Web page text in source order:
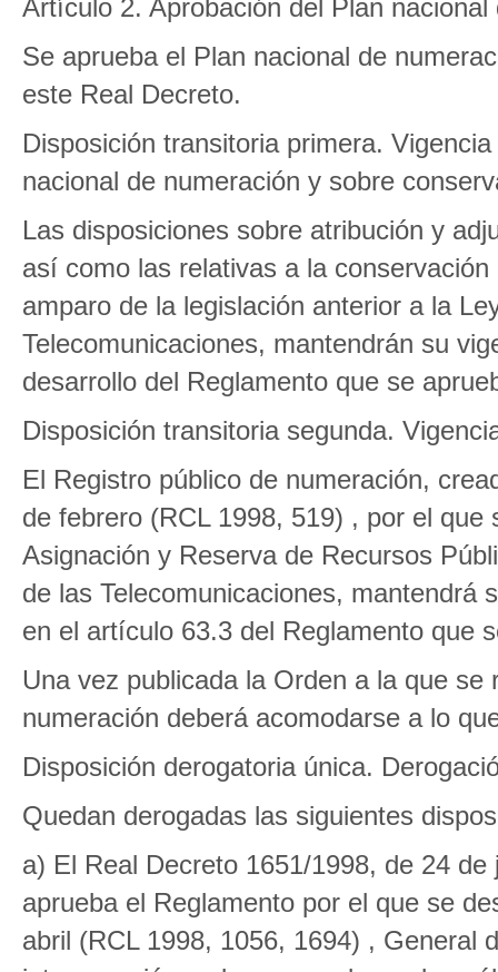
Artículo 2. Aprobación del Plan
Se aprueba el Plan nacional de
este Real Decreto.
Disposición transitoria primera.
nacional de numeración y sobre
Las disposiciones sobre atribución y
así como las relativas a la
amparo de la legislación anterior a la
Telecomunicaciones, mantendrán su
desarrollo del Reglamento que se
Disposición transitoria segunda.
El Registro público de numeración,
de febrero (RCL 1998, 519) , por el
Asignación y Reserva de Recursos
de las Telecomunicaciones, mantendrá
en el artículo 63.3 del Reglamento que
Una vez publicada la Orden a la que
numeración deberá acomodarse a lo
Disposición derogatoria única.
Quedan derogadas las siguientes
a) El Real Decreto 1651/1998, de 24
aprueba el Reglamento por el que se
abril (RCL 1998, 1056, 1694) , General